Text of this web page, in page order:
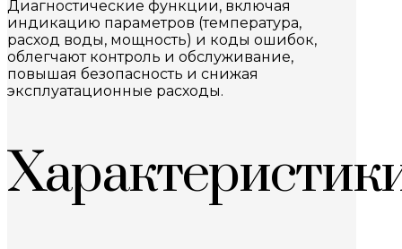
Диагностические функции, включая
индикацию параметров (температура,
расход воды, мощность) и коды ошибок,
облегчают контроль и обслуживание,
повышая безопасность и снижая
эксплуатационные расходы.